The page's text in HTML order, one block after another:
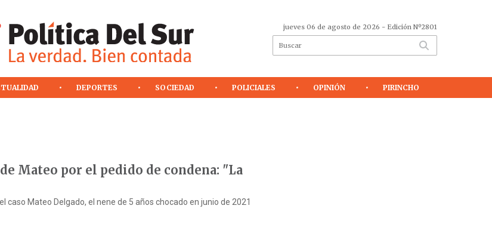
jueves 06 de agosto de 2026 - Edición Nº2801
DEPORTES SOCIEDAD POLICIALES OPINIÓN PIRINCHO
Mateo por el pedido de condena: "La
caso Mateo Delgado, el nene de 5 años chocado en junio de 2021